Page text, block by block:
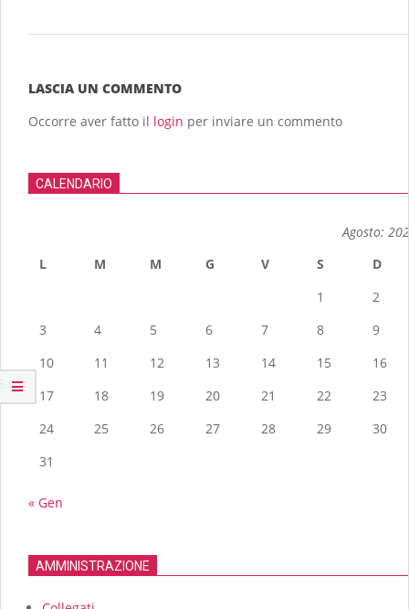
08
LASCIA UN COMMENTO
Occorre aver fatto il login per inviare un commento
CALENDARIO
Agosto:
L
M M G V S
D
1
2
3
4 5 6 7 8
9
10
11 12 13 14 15
16
17
18 19 20 21 22
23
24
25 26 27 28 29
30
31
« Gen
AMMINISTRAZIONE